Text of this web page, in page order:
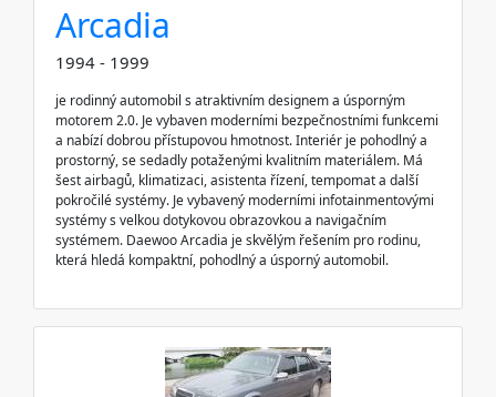
Arcadia
1994 - 1999
je rodinný automobil s atraktivním designem a úsporným
motorem 2.0. Je vybaven moderními bezpečnostními funkcemi
a nabízí dobrou přístupovou hmotnost. Interiér je pohodlný a
prostorný, se sedadly potaženými kvalitním materiálem. Má
šest airbagů, klimatizaci, asistenta řízení, tempomat a další
pokročilé systémy. Je vybavený moderními infotainmentovými
systémy s velkou dotykovou obrazovkou a navigačním
systémem. Daewoo Arcadia je skvělým řešením pro rodinu,
která hledá kompaktní, pohodlný a úsporný automobil.